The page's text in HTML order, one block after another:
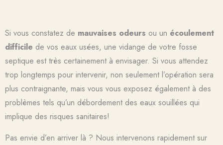
Si vous constatez de mauvaises odeurs ou un écoulement
difficile de vos eaux usées, une vidange de votre fosse
septique est très certainement à envisager. Si vous attendez
trop longtemps pour intervenir, non seulement l’opération sera
plus contraignante, mais vous vous exposez également à des
problèmes tels qu’un débordement des eaux souillées qui
implique des risques sanitaires!
Pas envie d’en arriver là ? Nous intervenons rapidement sur